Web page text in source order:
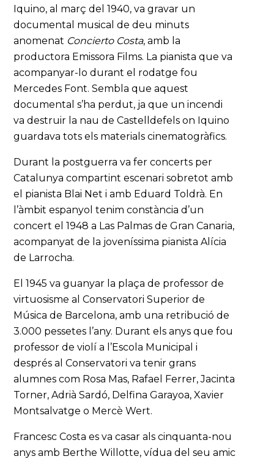
Iquino, al març del 1940, va gravar un
documental musical de deu minuts
anomenat Concierto Costa, amb la
productora Emissora Films. La pianista que va
acompanyar-lo durant el rodatge fou
Mercedes Font. Sembla que aquest
documental s’ha perdut, ja que un incendi
va destruir la nau de Castelldefels on Iquino
guardava tots els materials cinematogràfics.
Durant la postguerra va fer concerts per
Catalunya compartint escenari sobretot amb
el pianista Blai Net i amb Eduard Toldrà. En
l’àmbit espanyol tenim constància d’un
concert el 1948 a Las Palmas de Gran Canaria,
acompanyat de la joveníssima pianista Alícia
de Larrocha.
El 1945 va guanyar la plaça de professor de
virtuosisme al Conservatori Superior de
Música de Barcelona, amb una retribució de
3.000 pessetes l’any. Durant els anys que fou
professor de violí a l’Escola Municipal i
després al Conservatori va tenir grans
alumnes com Rosa Mas, Rafael Ferrer, Jacinta
Torner, Adrià Sardó, Delfina Garayoa, Xavier
Montsalvatge o Mercè Wert.
Francesc Costa es va casar als cinquanta-nou
anys amb Berthe Willotte, vídua del seu amic